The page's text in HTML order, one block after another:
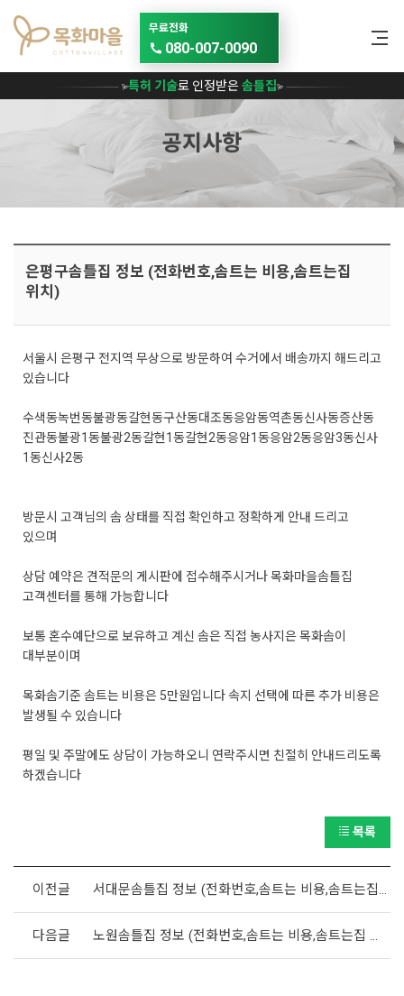
메뉴 건너뛰기
무료전화
080-007-0090
특허 기술로 인정받은솜틀집
공지사항
은평구솜틀집 정보 (전화번호,솜트는 비용,솜트는집
위치)
서울시 은평구 전지역 무상으로 방문하여 수거에서 배송까지 해드리고
있습니다
수색동녹번동불광동갈현동구산동대조동응암동역촌동신사동증산동
진관동불광1동불광2동갈현1동갈현2동응암1동응암2동응암3동신사
1동신사2동
방문시 고객님의 솜 상태를 직접 확인하고 정확하게 안내 드리고
있으며
상담 예약은 견적문의 게시판에 접수해주시거나 목화마을솜틀집
고객센터를 통해 가능합니다
보통 혼수예단으로 보유하고 계신 솜은 직접 농사지은 목화솜이
대부분이며
목화솜기준 솜트는 비용은 5만원입니다 속지 선택에 따른 추가 비용은
발생될 수 있습니다
평일 및 주말에도 상담이 가능하오니 연락주시면 친절히 안내드리도록
하겠습니다
목록
이전글 서대문솜틀집 정보 (전화번호,솜트는 비용,솜트는집 위치)
다음글 노원솜틀집 정보 (전화번호,솜트는 비용,솜트는집 위치)